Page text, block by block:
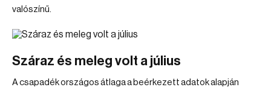
valószínű.
Száraz és meleg volt a július
A csapadék országos átlaga a beérkezett adatok alapján